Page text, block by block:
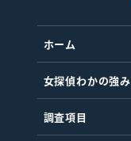
ホーム
女探偵わかの強み
調査項目